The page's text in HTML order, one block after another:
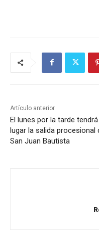
Artículo anterior
El lunes por la tarde tendrá
lugar la salida procesional
San Juan Bautista